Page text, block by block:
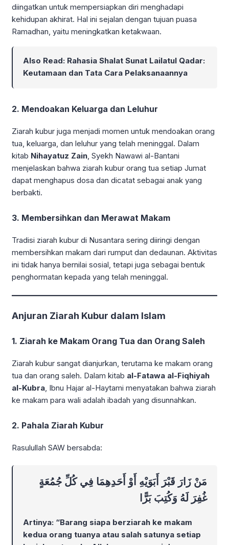
diingatkan untuk mempersiapkan diri menghadapi
kehidupan akhirat. Hal ini sejalan dengan tujuan puasa
Ramadhan, yaitu meningkatkan ketakwaan.
Also Read: Rahasia Shalat Sunat Lailatul Qadar:
Keutamaan dan Tata Cara Pelaksanaannya
2. Mendoakan Keluarga dan Leluhur
Ziarah kubur juga menjadi momen untuk mendoakan orang
tua, keluarga, dan leluhur yang telah meninggal. Dalam
kitab Nihayatuz Zain, Syekh Nawawi al-Bantani
menjelaskan bahwa ziarah kubur orang tua setiap Jumat
dapat menghapus dosa dan dicatat sebagai anak yang
berbakti.
3. Membersihkan dan Merawat Makam
Tradisi ziarah kubur di Nusantara sering diiringi dengan
membersihkan makam dari rumput dan dedaunan. Aktivitas
ini tidak hanya bernilai sosial, tetapi juga sebagai bentuk
penghormatan kepada yang telah meninggal.
Anjuran Ziarah Kubur dalam Islam
1. Ziarah ke Makam Orang Tua dan Orang Saleh
Ziarah kubur sangat dianjurkan, terutama ke makam orang
tua dan orang saleh. Dalam kitab al-Fatawa al-Fiqhiyah
al-Kubra , Ibnu Hajar al-Haytami menyatakan bahwa ziarah
ke makam para wali adalah ibadah yang disunnahkan.
2. Pahala Ziarah Kubur
Rasulullah SAW bersabda:
مَنْ زَارَ قَبْرَ أَبَوَيْهِ أَوْ أَحَدِهِمَا فِي كُلِّ جُمُعَةٍ
غُفِرَ لَهُ وَكُتِبَ بَرًّا
Artinya: “Barang siapa berziarah ke makam
kedua orang tuanya atau salah satunya setiap